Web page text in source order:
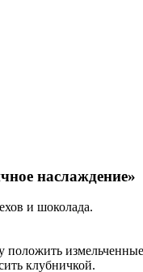
наслаждение»
и шоколада.
клубничкой.